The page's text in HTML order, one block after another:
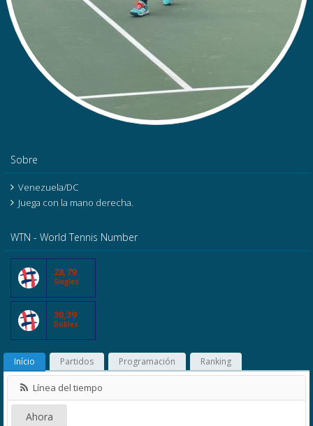
Sobre
Venezuela/DC
Juega con la mano derecha.
WTN - World Tennis Number
28,79
Singles
30,39
Dobles
Início Partidos Programación Ranking
Línea del tiempo
Ahora